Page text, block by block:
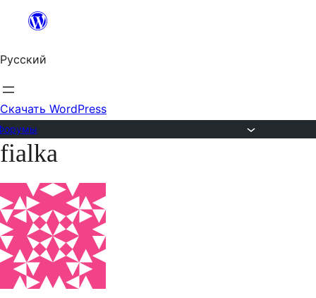
Перейти
содержимому
Русский
Скачать WordPress
Перейти
содержимому
fialka